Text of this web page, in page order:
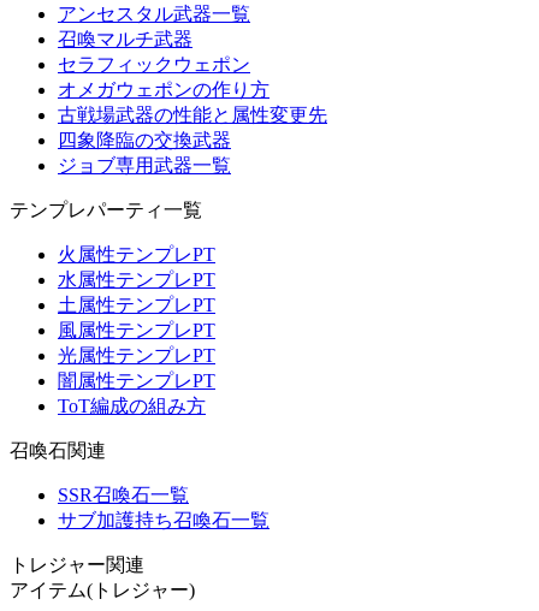
アンセスタル武器一覧
召喚マルチ武器
セラフィックウェポン
オメガウェポンの作り方
古戦場武器の性能と属性変更先
四象降臨の交換武器
ジョブ専用武器一覧
テンプレパーティ一覧
火属性テンプレPT
水属性テンプレPT
土属性テンプレPT
風属性テンプレPT
光属性テンプレPT
闇属性テンプレPT
ToT編成の組み方
召喚石関連
SSR召喚石一覧
サブ加護持ち召喚石一覧
トレジャー関連
アイテム(トレジャー)